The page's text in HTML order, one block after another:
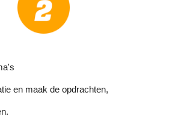
en maak de opdrachten,